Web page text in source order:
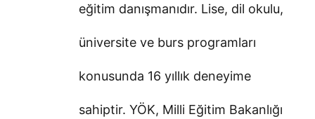
eğitim danışmanıdır. Lise, dil okulu,
üniversite ve burs programları
konusunda 16 yıllık deneyime
sahiptir. YÖK, Milli Eğitim Bakanlığı